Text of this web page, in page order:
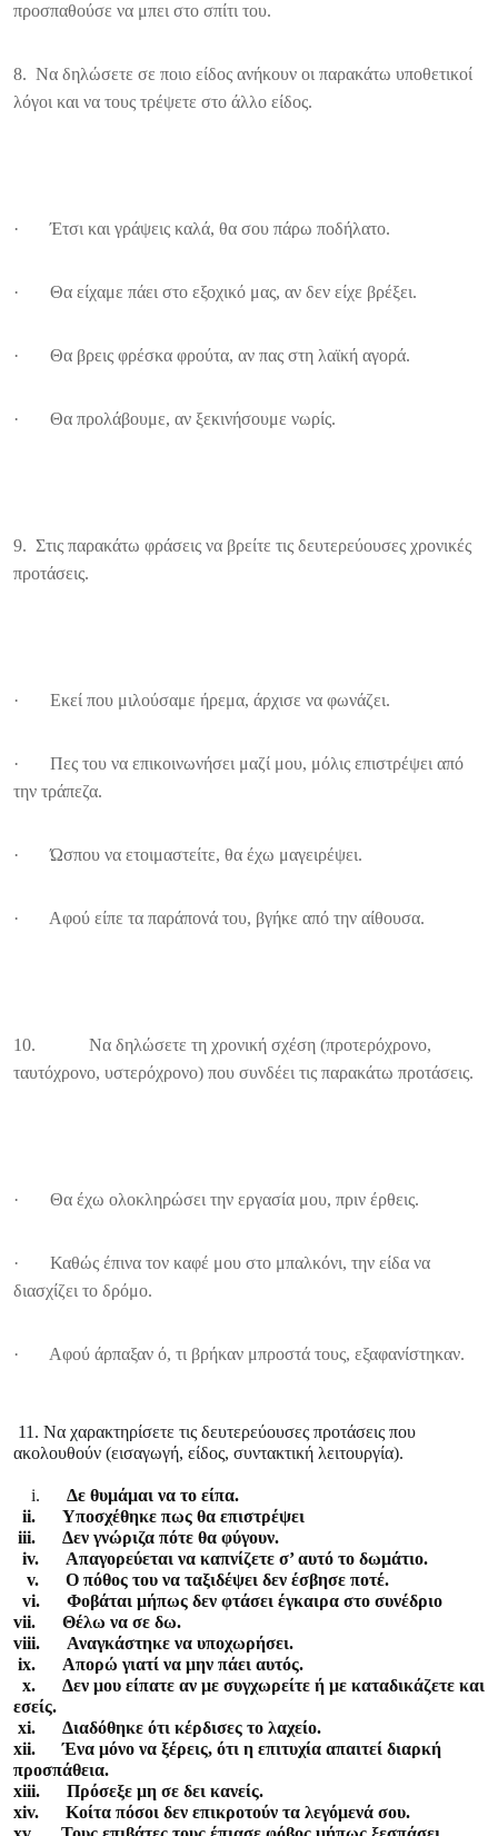
προσπαθούσε να μπει στο σπίτι του.
8. Να δηλώσετε σε ποιο είδος ανήκουν οι παρακάτω υποθετικοί
λόγοι και να τους τρέψετε στο άλλο είδος.
· Έτσι και γράψεις καλά, θα σου πάρω ποδήλατο.
· Θα είχαμε πάει στο εξοχικό μας, αν δεν είχε βρέξει.
· Θα βρεις φρέσκα φρούτα, αν πας στη λαϊκή αγορά.
· Θα προλάβουμε, αν ξεκινήσουμε νωρίς.
9. Στις παρακάτω φράσεις να βρείτε τις δευτερεύουσες χρονικές
προτάσεις.
· Εκεί που μιλούσαμε ήρεμα, άρχισε να φωνάζει.
· Πες του να επικοινωνήσει μαζί μου, μόλις επιστρέψει από
την τράπεζα.
· Ώσπου να ετοιμαστείτε, θα έχω μαγειρέψει.
· Αφού είπε τα παράπονά του, βγήκε από την αίθουσα.
10. Να δηλώσετε τη χρονική σχέση (προτερόχρονο,
ταυτόχρονο, υστερόχρονο) που συνδέει τις παρακάτω προτάσεις.
· Θα έχω ολοκληρώσει την εργασία μου, πριν έρθεις.
· Καθώς έπινα τον καφέ μου στο μπαλκόνι, την είδα να
διασχίζει το δρόμο.
· Αφού άρπαξαν ό, τι βρήκαν μπροστά τους, εξαφανίστηκαν.
11. Να χαρακτηρίσετε τις δευτερεύουσες προτάσεις που
ακολουθούν (εισαγωγή, είδος, συντακτική λειτουργία).
i. Δε θυμάμαι να το είπα.
ii. Υποσχέθηκε πως θα επιστρέψει
iii. Δεν γνώριζα πότε θα φύγουν.
iv. Απαγορεύεται να καπνίζετε σ’ αυτό το δωμάτιο.
v. Ο πόθος του να ταξιδέψει δεν έσβησε ποτέ.
vi. Φοβάται μήπως δεν φτάσει έγκαιρα στο συνέδριο
vii. Θέλω να σε δω.
viii. Αναγκάστηκε να υποχωρήσει.
ix. Απορώ γιατί να μην πάει αυτός.
x. Δεν μου είπατε αν με συγχωρείτε ή με καταδικάζετε και
εσείς.
xi. Διαδόθηκε ότι κέρδισες το λαχείο.
xii. Ένα μόνο να ξέρεις, ότι η επιτυχία απαιτεί διαρκή
προσπάθεια.
xiii. Πρόσεξε μη σε δει κανείς.
xiv. Κοίτα πόσοι δεν επικροτούν τα λεγόμενά σου.